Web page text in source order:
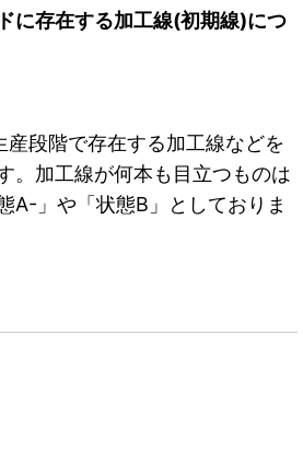
に存在する加工線(初期線)につ
段階で存在する加工線などを
。加工線が何本も目立つものは
A-」や「状態B」としておりま